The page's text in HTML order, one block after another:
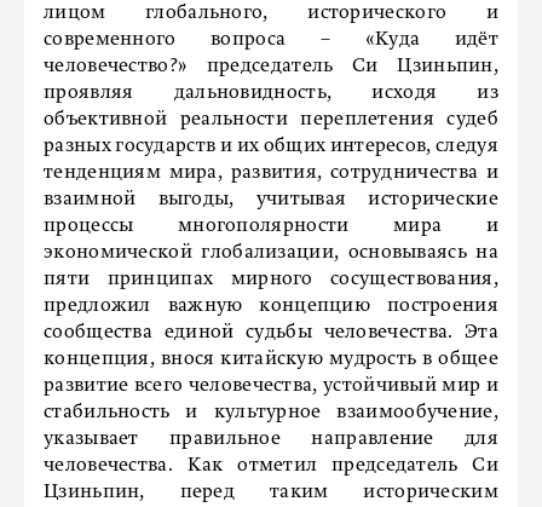
лицом глобального, исторического и
современного вопроса – «Куда идёт
человечество?» председатель Си Цзиньпин,
проявляя дальновидность, исходя из
объективной реальности переплетения судеб
разных государств и их общих интересов, следуя
тенденциям мира, развития, сотрудничества и
взаимной выгоды, учитывая исторические
процессы многополярности мира и
экономической глобализации, основываясь на
пяти принципах мирного сосуществования,
предложил важную концепцию построения
сообщества единой судьбы человечества. Эта
концепция, внося китайскую мудрость в общее
развитие всего человечества, устойчивый мир и
стабильность и культурное взаимообучение,
указывает правильное направление для
человечества. Как отметил председатель Си
Цзиньпин, перед таким историческим